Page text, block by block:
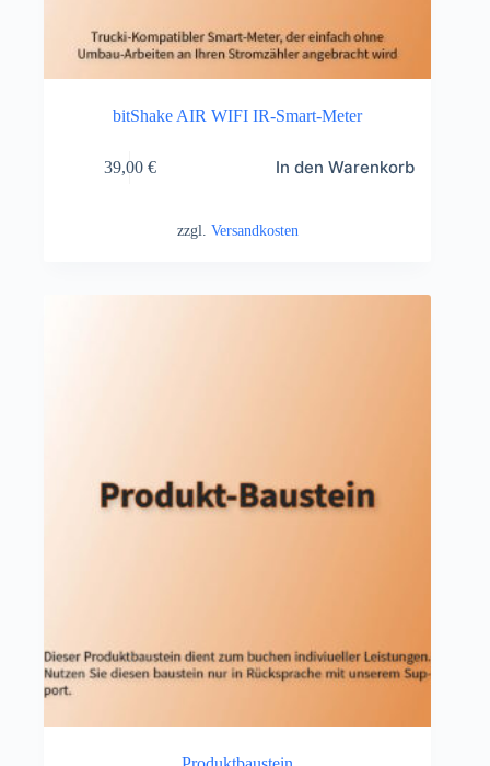
bitShake AIR WIFI IR-Smart-Meter
39,00 € In den Warenkorb
zzgl. Versandkosten